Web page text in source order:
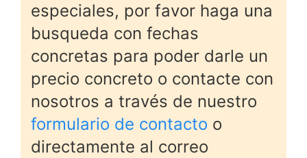
especiales, por favor haga una
busqueda con fechas
concretas para poder darle un
precio concreto o contacte con
nosotros a través de nuestro
formulario de contacto o
directamente al correo